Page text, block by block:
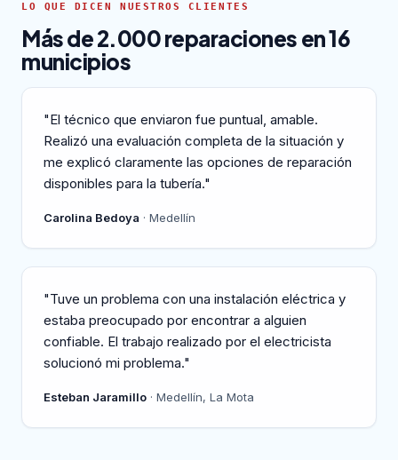
LO QUE DICEN NUESTROS CLIENTES
Más de 2.000 reparaciones en 16
municipios
"El técnico que enviaron fue puntual, amable.
Realizó una evaluación completa de la situación y
me explicó claramente las opciones de reparación
disponibles para la tubería."
Carolina Bedoya · Medellín
"Tuve un problema con una instalación eléctrica y
estaba preocupado por encontrar a alguien
confiable. El trabajo realizado por el electricista
solucionó mi problema."
Esteban Jaramillo · Medellín, La Mota